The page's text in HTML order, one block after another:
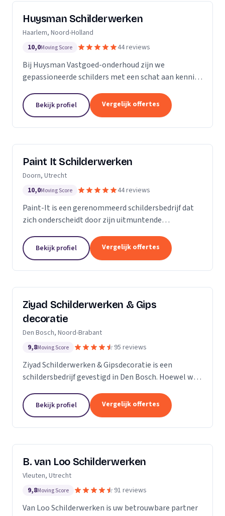
Huysman Schilderwerken
Haarlem, Noord-Holland
10,0Moving Score 44 reviews
Bij Huysman Vastgoed-onderhoud zijn we
gepassioneerde schilders met een schat aan kennis
diverse projecten en materialen, waardoor we een
breed scala...
Bekijk profiel Vergelijk offertes
Paint It Schilderwerken
Doorn, Utrecht
10,0Moving Score 44 reviews
Paint-It is een gerenommeerd schildersbedrijf dat
zich onderscheidt door zijn uitmuntende
ons werk en streven ernaar om elke klus tot een
succes te...
Bekijk profiel Vergelijk offertes
Ziyad Schilderwerken & Gips
decoratie
Den Bosch, Noord-Brabant
9,8Moving Score 95 reviews
Ziyad Schilderwerken & Gipsdecoratie is een
schildersbedrijf gevestigd in Den Bosch. Hoewel we
vakmensen die al vele jaren actief zijn in de...
Bekijk profiel Vergelijk offertes
B. van Loo Schilderwerken
Vleuten, Utrecht
9,8Moving Score 91 reviews
Van Loo Schilderwerken is uw betrouwbare partner